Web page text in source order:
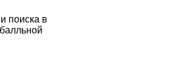
поиска в